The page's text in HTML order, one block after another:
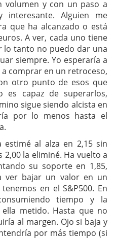
y con un paso a
interesante. Alguien me
que ha alcanzado o está
A ver, cada uno tiene
lo tanto no puedo dar una
siempre. Yo esperaría a
comprar en un retroceso,
otro punto de esos que
es capaz de superarlos,
sigue siendo alcista en
por lo menos hasta el
estimé al alza en 2,15 sin
la eliminé. Ha vuelto a
su soporte en 1,85,
ver bajar un valor en un
en el S&P500. En
tiempo y la
metido. Hasta que no
al margen. Ojo si baja y
por más tiempo (si